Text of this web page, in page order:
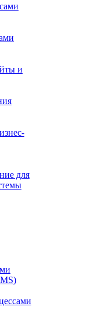
и
для